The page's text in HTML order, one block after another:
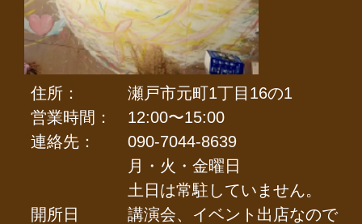
住所：
瀬戸市元町1丁目16の1
営業時間：
12:00〜15:00
連絡先：
090-7044-8639
開所日
月・火・金曜日
土日は常駐していません。
講演会、イベント出店なので